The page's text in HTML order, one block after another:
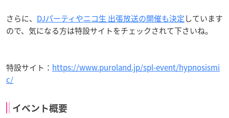
さらに、 DJパーティやニコ生 出張放送の開催も決定しています
ので、気になる方は特設サイトをチェックされて下さいね。
特設サイト： https://www.puroland.jp/spl-event/hypnosismi
c/
イベント概要